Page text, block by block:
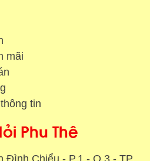
mãi
tin
Phu Thê
Đình Chiểu - P.1 - Q.3 - TP.